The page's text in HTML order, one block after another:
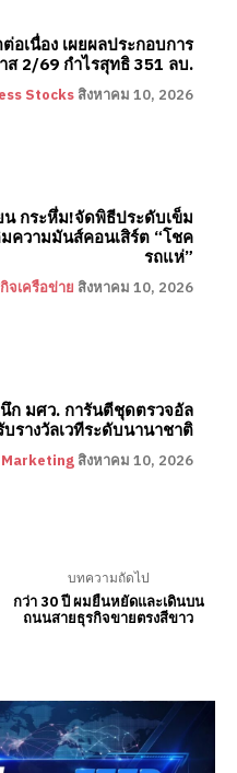
ต่อเนื่อง เผยผลประกอบการ
ส 2/69 กำไรสุทธิ 351 ลบ.
Stocks สิงหาคม 10, 2026
น กระหึ่ม!จัดพิธีประดับเข็ม
มความมันส์คอนเสิร์ต “โชค
รถแห่”
จเครือข่าย สิงหาคม 10, 2026
ก มศว. การันตีชุดตรวจอัล
บรางวัลเวทีระดับนานาชาติ
Marketing สิงหาคม 10, 2026
บทความถัดไป
กว่า 30 ปี ผมยืนหยัดและเดินบน
ถนนสายธุรกิจขายตรงสีขาว